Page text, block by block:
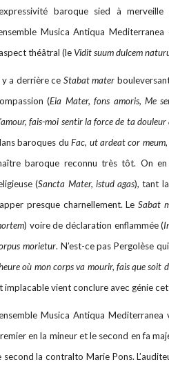
baroque sied à
Musica Antiqua
théâtral (le Vidit suum dulcem
y a derrière ce Stabat mater
(Eia Mater, fons amoris, Me
fais-moi sentir la force de ta douleur
baroques duFac, ut ardeat cor meum
baroque reconnu très tôt. On
(Sancta Mater, istud agas), tant
presque charnellement. LeSabat
) voire de déclaration enflammée (
morietur. N’est-ce pas Pergolèse
où mon corps va mourir, fais que soit
implacable vient conclure avec génie
Musica Antiqua
en la mineur et le second en fa
second la contralto Marie Pons.